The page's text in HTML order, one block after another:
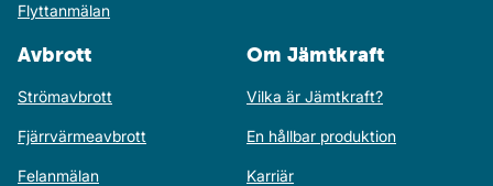
Flyttanmälan
Avbrott
Strömavbrott
Fjärrvärmeavbrott
Felanmälan
Om Jämtkraft
Vilka är Jämtkraft?
En hållbar produktion
Karriär